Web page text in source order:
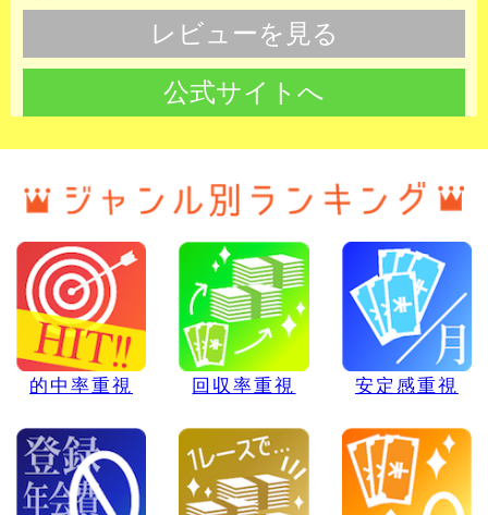
レビューを見る
公式サイトへ
的中率重視 回収率重視 安定感重視